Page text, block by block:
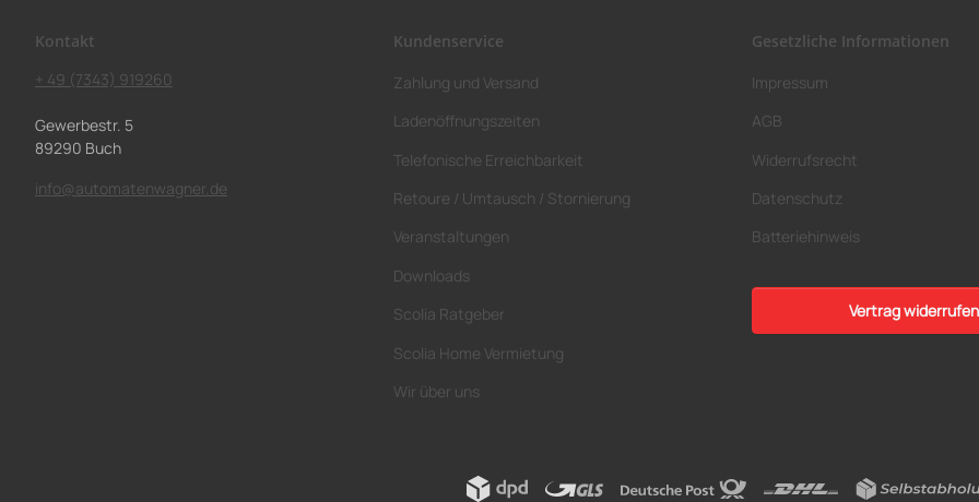
Kontakt
+ 49 (7343) 919260
Gewerbestr. 5
89290 Buch
info@automatenwagner.de
Kundenservice
Zahlung und Versand
Ladenöffnungszeiten
Telefonische Erreichbarkeit
Retoure / Umtausch / Stornierung
Veranstaltungen
Downloads
Scolia Ratgeber
Scolia Home Vermietung
Wir über uns
Gesetzliche Informationen
Impressum
AGB
Widerrufsrecht
Datenschutz
Batteriehinweis
Vertrag widerrufen